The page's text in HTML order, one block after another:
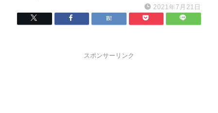
2021年7月21日
スポンサーリンク